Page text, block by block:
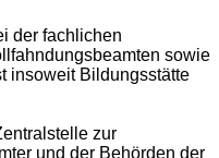
der fachlichen
sowie
insoweit Bildungsstätte
zur
und der Behörden der